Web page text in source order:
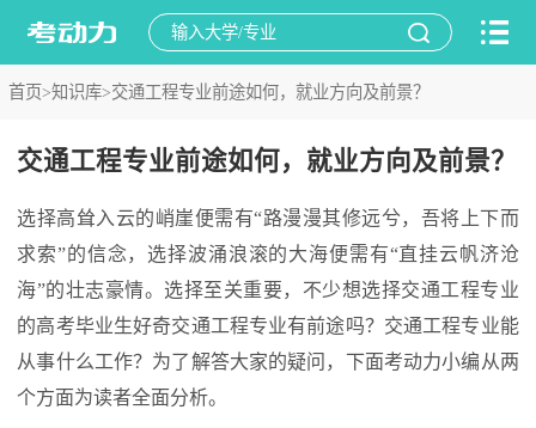
首页>知识库>交通工程专业前途如何，就业方向及前景？
交通工程专业前途如何，就业方向及前景？
选择高耸入云的峭崖便需有“路漫漫其修远兮，吾将上下而
求索”的信念，选择波涌浪滚的大海便需有“直挂云帆济沧
海”的壮志豪情。选择至关重要，不少想选择交通工程专业
的高考毕业生好奇交通工程专业有前途吗？交通工程专业能
从事什么工作？为了解答大家的疑问，下面考动力小编从两
个方面为读者全面分析。